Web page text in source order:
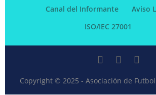
Canal del Informante
Aviso
ISO/IEC 27001
Copyright © 2025 - Asociación de